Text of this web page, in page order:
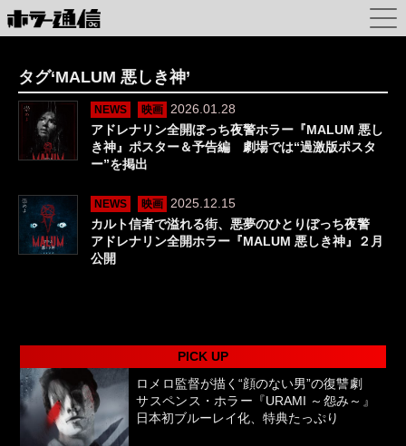
タグ‘MALUM 悪しき神’
NEWS 映画
2026.01.28
アドレナリン全開ぼっち夜警ホラー『MALUM 悪し
き神』ポスター＆予告編 劇場では“過激版ポスタ
ー”を掲出
NEWS 映画
2025.12.15
カルト信者で溢れる街、悪夢のひとりぼっち夜警
アドレナリン全開ホラー『MALUM 悪しき神』２月
公開
PICK UP
ロメロ監督が描く“顔のない男”の復讐劇
サスペンス・ホラー『URAMI ～怨み～』
日本初ブルーレイ化、特典たっぷり